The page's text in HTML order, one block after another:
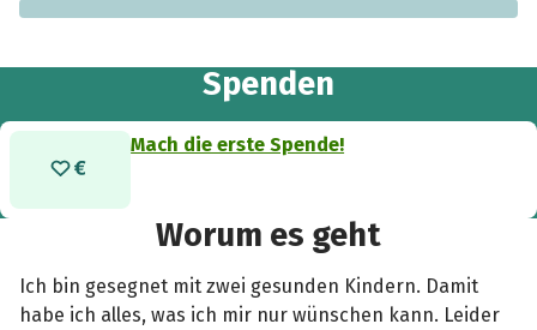
Spenden
Mach die erste Spende!
Worum es geht
Ich bin gesegnet mit zwei gesunden Kindern. Damit
habe ich alles, was ich mir nur wünschen kann. Leider